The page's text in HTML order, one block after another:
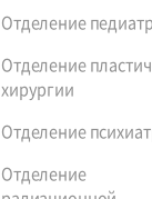
Отделение
Отделение
хирургии
Отделение
Отделение